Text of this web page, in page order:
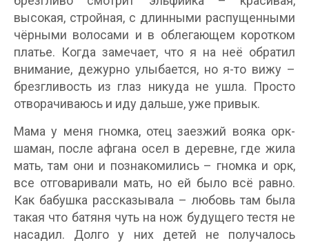
высокая, стройная, с длинными распущенными
чёрными волосами и в облегающем коротком
платье. Когда замечает, что я на неё обратил
внимание, дежурно улыбается, но я-то вижу –
брезгливость из глаз никуда не ушла. Просто
отворачиваюсь и иду дальше, уже привык.
Мама у меня гномка, отец заезжий вояка орк-
шаман, после афгана осел в деревне, где жила
мать, там они и познакомились – гномка и орк,
все отговаривали мать, но ей было всё равно.
Как бабушка рассказывала – любовь там была
такая что батяня чуть на нож будущего тестя не
насадил. Долго у них детей не получалось